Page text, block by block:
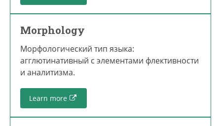
Morphology
Морфологический тип языка:
агглютинативный с элементами флективности
и аналитизма.
Learn more